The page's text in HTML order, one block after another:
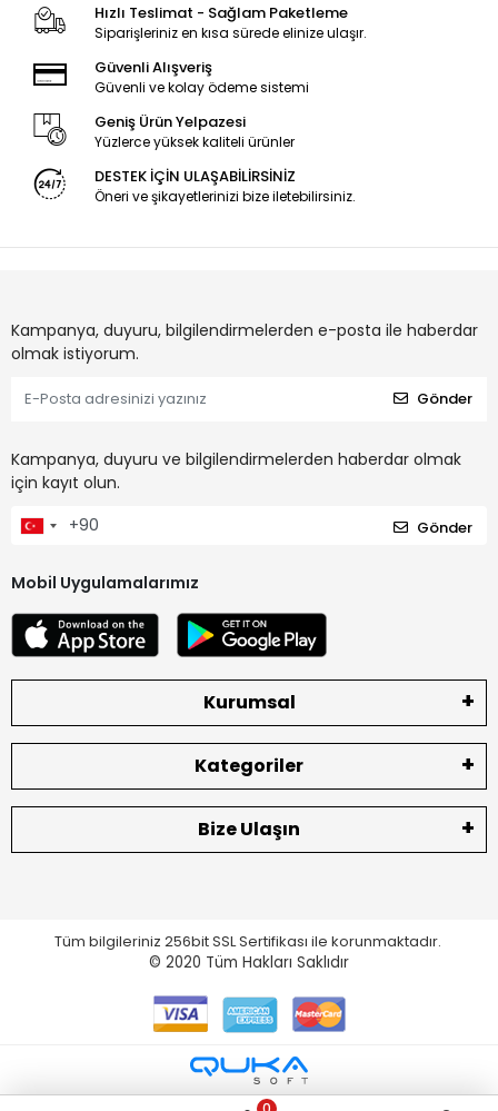
Hızlı Teslimat - Sağlam Paketleme
Siparişleriniz en kısa sürede elinize ulaşır.
Güvenli Alışveriş
Güvenli ve kolay ödeme sistemi
Geniş Ürün Yelpazesi
Yüzlerce yüksek kaliteli ürünler
DESTEK İÇİN ULAŞABİLİRSİNİZ
Öneri ve şikayetlerinizi bize iletebilirsiniz.
Kampanya, duyuru, bilgilendirmelerden e-posta ile haberdar
olmak istiyorum.
Gönder
Kampanya, duyuru ve bilgilendirmelerden haberdar olmak
için kayıt olun.
Gönder
Mobil Uygulamalarımız
Kurumsal
Kategoriler
Bize Ulaşın
Tüm bilgileriniz 256bit SSL Sertifikası ile korunmaktadır.
© 2020 Tüm Hakları Saklıdır